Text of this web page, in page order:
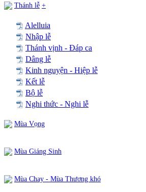
Thánh lễ +
Alelluia
Nhập lễ
Thánh vịnh - Đáp ca
Dâng lễ
Kinh nguyện - Hiệp lễ
Kết lễ
Bộ lễ
Nghi thức - Nghi lễ
Mùa Vọng
Mùa Giáng Sinh
Mùa Chay - Mùa Thương khó